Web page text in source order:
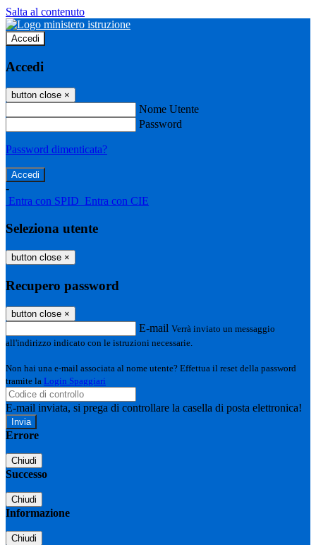
Salta al contenuto
Accedi
Accedi
button close ×
Nome Utente
Password
Password dimenticata?
-
Entra con SPID Entra con CIE
Seleziona utente
button close ×
Recupero password
button close ×
E-mail Verrà inviato un messaggio
all'indirizzo indicato con le istruzioni necessarie.
Non hai una e-mail associata al nome utente? Effettua il reset della password
tramite la Login Spaggiari
E-mail inviata, si prega di controllare la casella di posta elettronica!
Errore
Chiudi
Successo
Chiudi
Informazione
Chiudi